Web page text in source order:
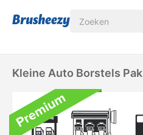
Kleine Auto Borstels Pak